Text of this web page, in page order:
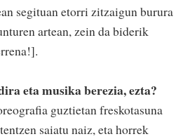
segituan etorri zitzaigun burura
artean, zein da biderik
eta musika berezia, ezta?
guztietan freskotasuna
saiatu naiz, eta horrek